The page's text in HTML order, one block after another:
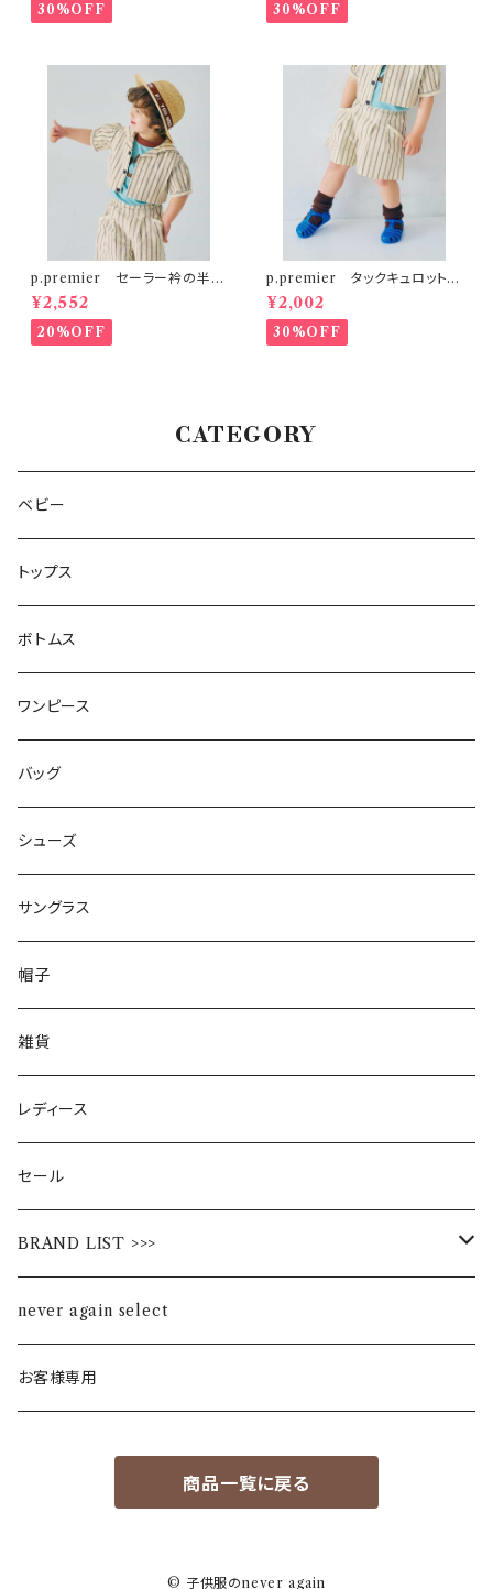
30%OFF 30%OFF
p.premier セーラー衿の半袖
クロップドTシャツ
¥2,552
20%OFF
p.premier タックキュロットハ
ーフパンツ
¥2,002
30%OFF
CATEGORY
ベビー
トップス
ボトムス
ワンピース
バッグ
シューズ
サングラス
帽子
雑貨
レディース
セール
BRAND LIST >>>
ALL STAR
Alohaloha
never again select
お客様専用
商品一覧に戻る
© 子供服のnever again